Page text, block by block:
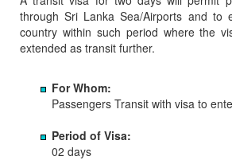
through Sri Lanka Sea/Airports and to
country within such period where the
extended as transit further.
For Whom:
Passengers Transit with visa to
Period of Visa:
02 days